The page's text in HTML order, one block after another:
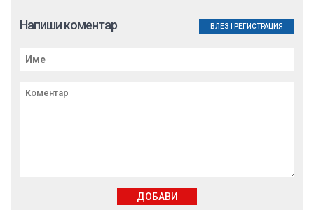
Напиши коментар ВЛЕЗ РЕГИСТРАЦИЯ
ДОБАВИ